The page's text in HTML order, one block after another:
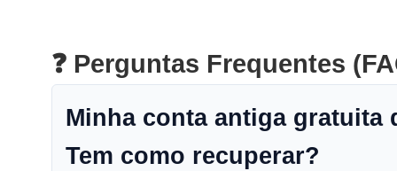
❓ Perguntas Frequentes
Minha conta antiga gratuita
Tem como recuperar?